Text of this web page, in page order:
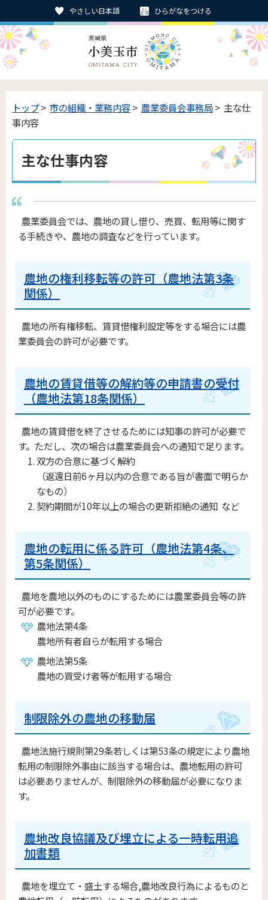
やさしい日本語 ひらがなをつける
トップ> 市の組織・業務内容> 農業委員会事務局> 主な仕
事内容
主な仕事内容
農業委員会では、農地の貸し借り、売買、転用等に関す
る手続きや、農地の調査などを行っています。
農地の権利移転等の許可（農地法第3条
関係）
農地の所有権移転、賃貸借権利設定等をする場合には農
業委員会の許可が必要です。
農地の賃貸借等の解約等の申請書の受付
（農地法第18条関係）
農地の賃貸借を終了させるためには知事の許可が必要で
す。ただし、次の場合は農業委員会への通知で足ります。
双方の合意に基づく解約
（返還日前6ヶ月以内の合意である旨が書面で明らか
なもの）
契約期間が10年以上の場合の更新拒絶の通知 など
農地の転用に係る許可（農地法第4条、
第5条関係）
農地を農地以外のものにするためには農業委員会等の許
可が必要です。
農地法第4条
農地所有者自らが転用する場合
農地法第5条
農地の買受け者等が転用する場合
制限除外の農地の移動届
農地法施行規則第29条若しくは第53条の規定により農地
転用の制限除外事由に該当する場合は、農地転用の許可
は必要ありませんが、制限除外の移動届が必要になりま
す。
農地改良協議及び埋立による一時転用追
加書類
農地を埋立て・盛土する場合,農地改良行為によるものと